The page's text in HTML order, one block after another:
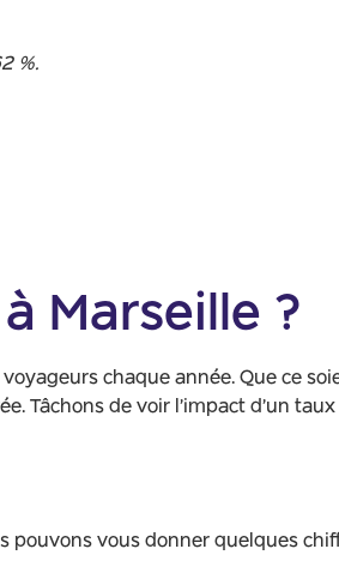
%.
Marseille ?
chaque année. Que ce
Tâchons de voir l’impact d’un
pouvons vous donner quelques